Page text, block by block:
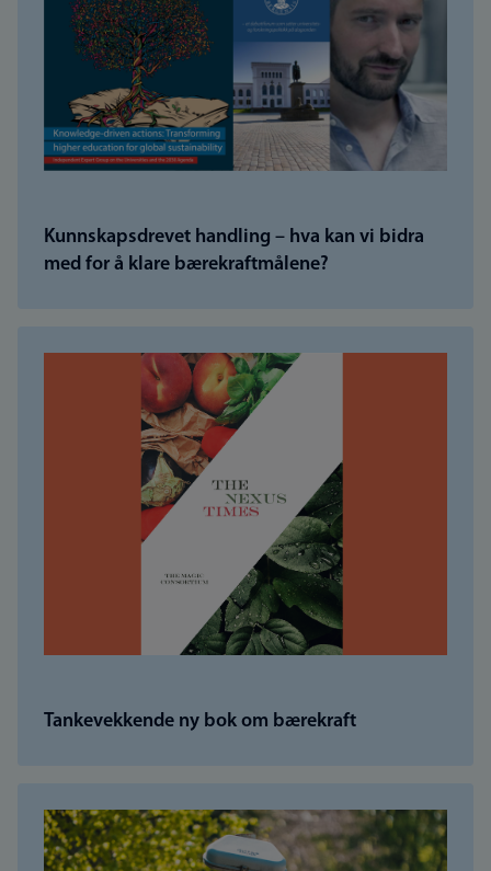
Kunnskapsdrevet handling – hva kan vi bidra
med for å klare bærekraftmålene?
Tankevekkende ny bok om bærekraft